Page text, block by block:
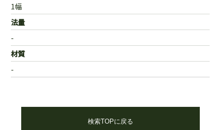
1幅
法量
-
材質
-
検索TOPに戻る